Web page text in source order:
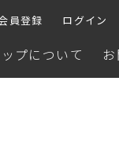
員登録 ログイン
プについて